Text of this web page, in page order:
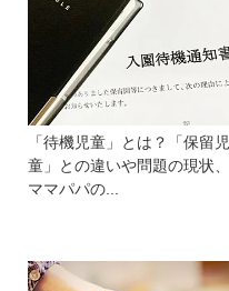
「待機児童」とは？「保留児
童」との違いや問題の現状、
ママパパの...